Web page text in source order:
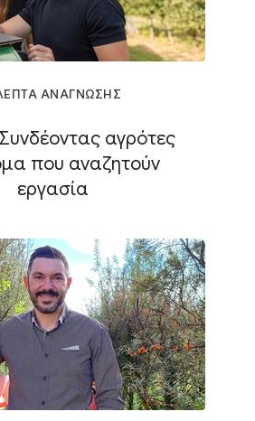
ΑΝΑΓΝΩΣΗΣ
αγρότες
που αναζητούν
εργασία